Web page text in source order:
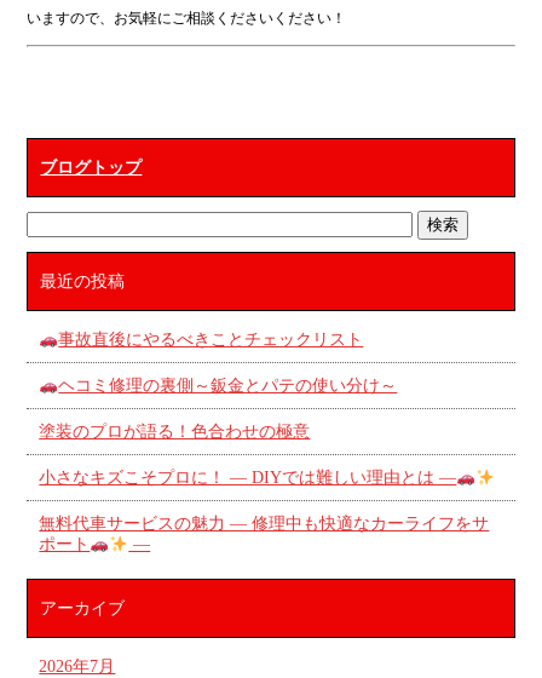
いますので、お気軽にご相談くださいください！
ブログトップ
最近の投稿
事故直後にやるべきことチェックリスト
ヘコミ修理の裏側～鈑金とパテの使い分け～
塗装のプロが語る！色合わせの極意
小さなキズこそプロに！ ― DIYでは難しい理由とは ―
無料代車サービスの魅力 ― 修理中も快適なカーライフをサ
ポート
―
アーカイブ
2026年7月